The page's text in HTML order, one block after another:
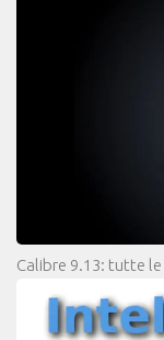
Calibre 9.13: tutte